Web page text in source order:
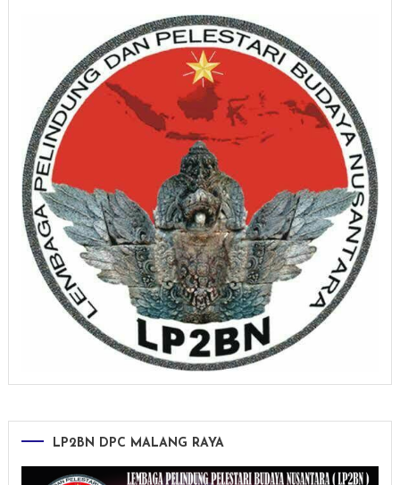
LP2BN DPC MALANG RAYA